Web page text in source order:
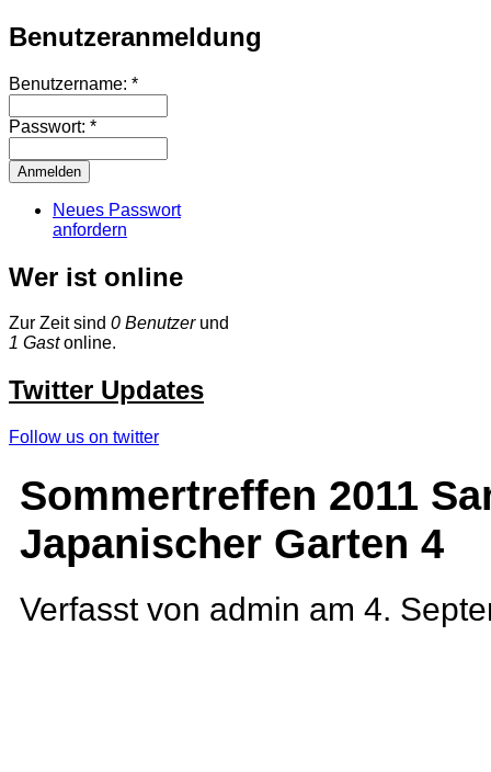
Benutzeranmeldung
Benutzername: *
Passwort: *
Neues Passwort
anfordern
Wer ist online
Zur Zeit sind 0 Benutzerund
1 Gastonline.
Twitter Updates
Follow us on twitter
Sommertreffen 2011
Japanischer Garten 4
Verfasst von admin am 4.